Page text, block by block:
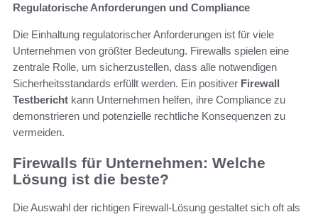
Regulatorische Anforderungen und Compliance
Die Einhaltung regulatorischer Anforderungen ist für viele
Unternehmen von größter Bedeutung. Firewalls spielen eine
zentrale Rolle, um sicherzustellen, dass alle notwendigen
Sicherheitsstandards erfüllt werden. Ein positiver Firewall
Testbericht kann Unternehmen helfen, ihre Compliance zu
demonstrieren und potenzielle rechtliche Konsequenzen zu
vermeiden.
Firewalls für Unternehmen: Welche
Lösung ist die beste?
Die Auswahl der richtigen Firewall-Lösung gestaltet sich oft als